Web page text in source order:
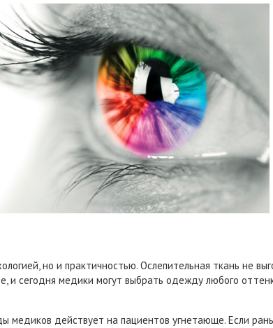
но и практичностью. Ослепительная ткань не
сегодня медики могут выбрать одежду любого
действует на пациентов угнетающе. Если